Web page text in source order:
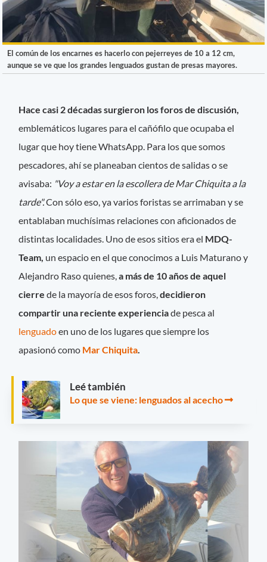
El común de los encarnes es hacerlo con pejerreyes de 10 a 12 cm,
aunque se ve que los grandes lenguados gustan de presas mayores.
Hace casi 2 décadas surgieron los foros de discusión,
emblemáticos lugares para el cañófilo que ocupaba el
lugar que hoy tiene WhatsApp. Para los que somos
pescadores, ahí se planeaban cientos de salidas o se
avisaba: "Voy a estar en la escollera de Mar Chiquita a la
tarde".Con sólo eso, ya varios foristas se arrimaban y se
entablaban muchísimas relaciones con aficionados de
distintas localidades. Uno de esos sitios era el MDQ-
Team, un espacio en el que conocimos a Luis Maturano y
Alejandro Raso quienes,a más de 10 años de aquel
cierre de la mayoría de esos foros,decidieron
compartir una reciente experienciade pesca al
lenguadoen uno de los lugares que siempre los
apasionó como Mar Chiquita
Leé también
Lo que se viene: lenguados al acecho